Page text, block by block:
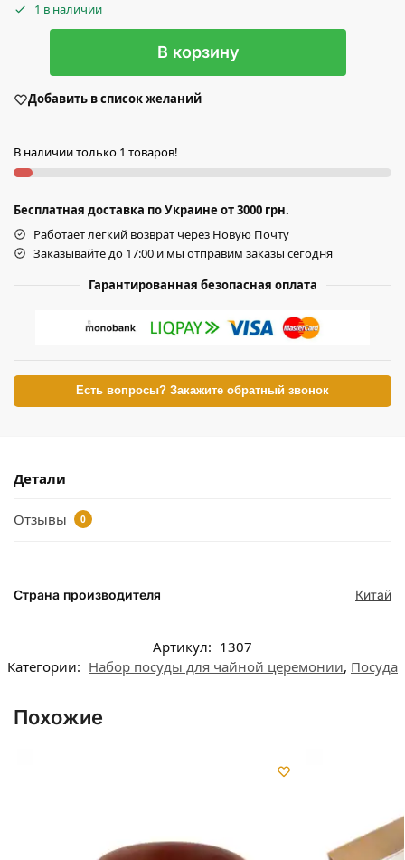
1 в наличии
В корзину
Добавить в список желаний
В наличии только 1 товаров!
Бесплатная доставка по Украине от 3000 грн.
Работает легкий возврат через Новую Почту
Заказывайте до 17:00 и мы отправим заказы сегодня
Гарантированная безопасная оплата
Есть вопросы? Закажите обратный звонок
Детали
Отзывы 0
Страна производителя Китай
Артикул: 1307
Категории: Набор посуды для чайной церемонии, Посуда
Похожие